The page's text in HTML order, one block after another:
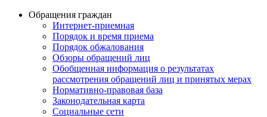
Обращения граждан
Интернет-приемная
Порядок и время приема
Порядок обжалования
Обзоры обращений лиц
Обобщенная информация о результатах
рассмотрения обращений лиц и принятых мерах
Нормативно-правовая база
Законодательная карта
Социальные сети